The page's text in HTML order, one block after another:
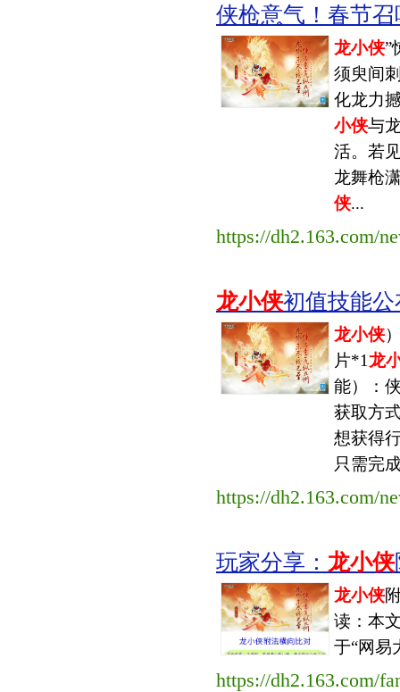
侠枪意气！春节召
龙小侠”
须臾间
化龙力
小侠与
活。若
龙舞枪
侠...
https://dh2.163.com/
龙小侠初值技能
龙小侠
片*1龙
能）：
获取方
想获得
只需完
https://dh2.163.com/
玩家分享： 龙小侠
龙小侠
读：本
于“网易
https://dh2.163.com/